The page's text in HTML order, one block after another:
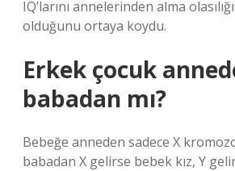
IQ’larını annelerinden alma
olduğunu ortaya koydu.
Erkek çocuk
babadan mı?
Bebeğe anneden sadece X
babadan X gelirse bebek kız, Y